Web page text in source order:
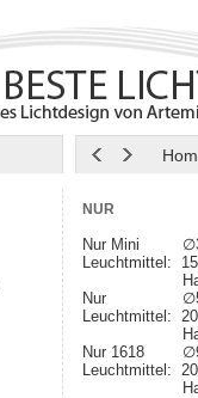
NUR
Nur Mini
Leuchtmittel:
Nur
Leuchtmittel:
Nur 1618
Leuchtmittel: